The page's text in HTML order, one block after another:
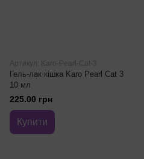
Артикул: Karo-Pearl-Cat-3
Гель-лак кішка Karo Pearl Cat 3
10 мл
225.00 грн
Купити